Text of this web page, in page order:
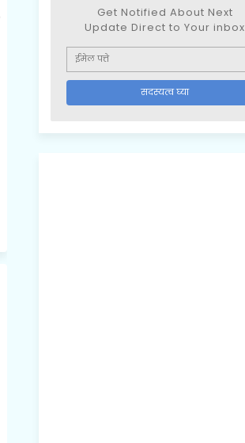
Get Notified About Next
Update Direct to Your inbox